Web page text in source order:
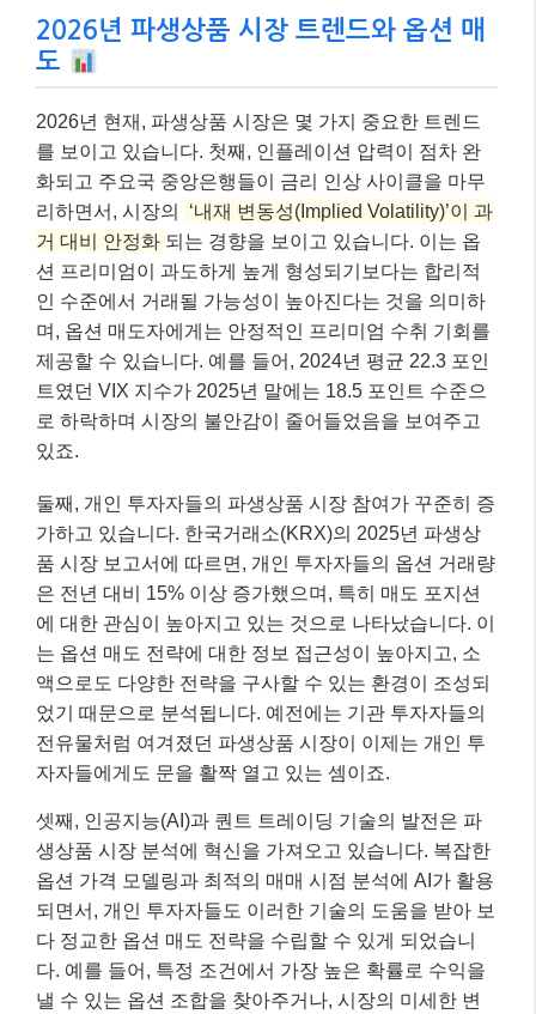
2026년 파생상품 시장 트렌드와 옵션 매
도
2026년 현재, 파생상품 시장은 몇 가지 중요한 트렌드
를 보이고 있습니다. 첫째, 인플레이션 압력이 점차 완
화되고 주요국 중앙은행들이 금리 인상 사이클을 마무
리하면서, 시장의
‘내재 변동성(Implied Volatility)’이 과
거 대비 안정화 되는 경향을 보이고 있습니다. 이는 옵
션 프리미엄이 과도하게 높게 형성되기보다는 합리적
인 수준에서 거래될 가능성이 높아진다는 것을 의미하
며, 옵션 매도자에게는 안정적인 프리미엄 수취 기회를
제공할 수 있습니다. 예를 들어, 2024년 평균 22.3 포인
트였던 VIX 지수가 2025년 말에는 18.5 포인트 수준으
로 하락하며 시장의 불안감이 줄어들었음을 보여주고
있죠.
둘째, 개인 투자자들의 파생상품 시장 참여가 꾸준히 증
가하고 있습니다. 한국거래소(KRX)의 2025년 파생상
품 시장 보고서에 따르면, 개인 투자자들의 옵션 거래량
은 전년 대비 15% 이상 증가했으며, 특히 매도 포지션
에 대한 관심이 높아지고 있는 것으로 나타났습니다. 이
는 옵션 매도 전략에 대한 정보 접근성이 높아지고, 소
액으로도 다양한 전략을 구사할 수 있는 환경이 조성되
었기 때문으로 분석됩니다. 예전에는 기관 투자자들의
전유물처럼 여겨졌던 파생상품 시장이 이제는 개인 투
자자들에게도 문을 활짝 열고 있는 셈이죠.
셋째, 인공지능(AI)과 퀀트 트레이딩 기술의 발전은 파
생상품 시장 분석에 혁신을 가져오고 있습니다. 복잡한
옵션 가격 모델링과 최적의 매매 시점 분석에 AI가 활용
되면서, 개인 투자자들도 이러한 기술의 도움을 받아 보
다 정교한 옵션 매도 전략을 수립할 수 있게 되었습니
다. 예를 들어, 특정 조건에서 가장 높은 확률로 수익을
낼 수 있는 옵션 조합을 찾아주거나, 시장의 미세한 변